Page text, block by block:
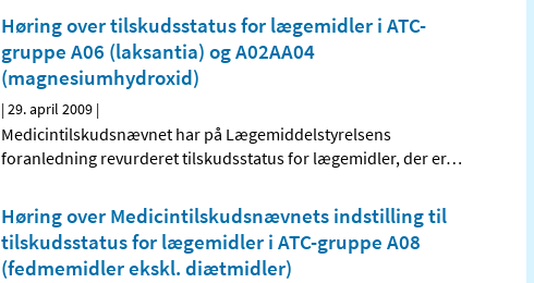
Høring over tilskudsstatus for lægemidler i ATC-
gruppe A06 (laksantia) og A02AA04
(magnesiumhydroxid)
|29. april 2009 |
Medicintilskudsnævnet har på Lægemiddelstyrelsens
foranledning revurderet tilskudsstatus for lægemidler, der er…
Høring over Medicintilskudsnævnets indstilling til
tilskudsstatus for lægemidler i ATC-gruppe A08
(fedmemidler ekskl. diætmidler)